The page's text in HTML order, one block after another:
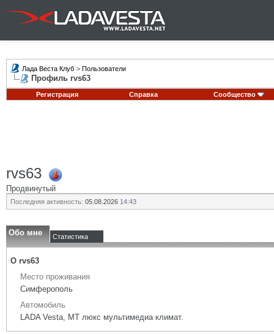
Лада Веста Клуб > Пользователи
Профиль rvs63
Регистрация Справка Сообщество
rvs63
Продвинутый
Последняя активность: 05.08.2026 14:43
Обо мне Статистика
О rvs63
Место проживания
Симферополь
Автомобиль
LADA Vesta, МТ люкс мультимедиа климат.